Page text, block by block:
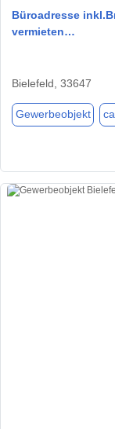
Büroadresse
vermieten…
Bielefeld, 33647
Gewerbeobjekt